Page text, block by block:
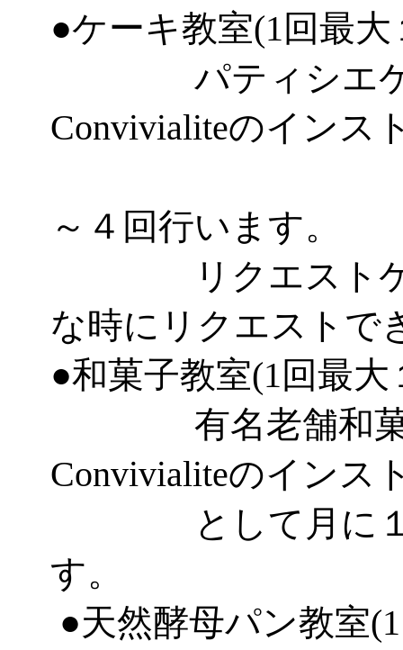
●ケーキ教室(1回最大
パティシエケー
Convivialiteのインス
～４回行います。
リクエストケー
な時にリクエストで
●和菓子教室(1回最大
有名老舗和菓子
Convivialiteのインス
として月に１～
す。
●天然酵母パン教室